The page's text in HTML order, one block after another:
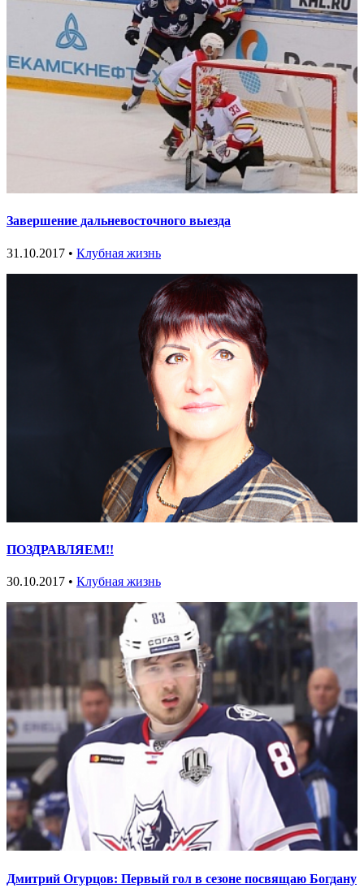
Завершение дальневосточного выезда
31.10.2017 • Клубная жизнь
ПОЗДРАВЛЯЕМ!!
30.10.2017 • Клубная жизнь
Дмитрий Огурцов: Первый гол в сезоне посвящаю Богдану